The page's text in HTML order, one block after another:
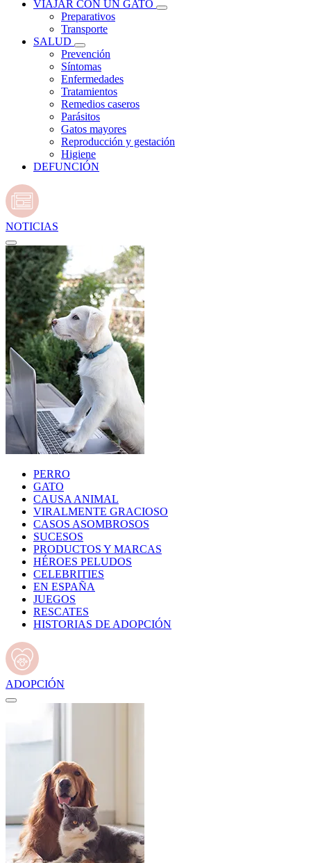
VIAJAR CON UN GATO
Preparativos
Transporte
SALUD
Prevención
Síntomas
Enfermedades
Tratamientos
Remedios caseros
Parásitos
Gatos mayores
Reproducción y gestación
Higiene
DEFUNCIÓN
NOTICIAS
PERRO
GATO
CAUSA ANIMAL
VIRALMENTE GRACIOSO
CASOS ASOMBROSOS
SUCESOS
PRODUCTOS Y MARCAS
HÉROES PELUDOS
CELEBRITIES
EN ESPAÑA
JUEGOS
RESCATES
HISTORIAS DE ADOPCIÓN
ADOPCIÓN